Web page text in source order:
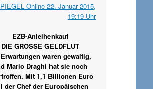
Online 22. Januar 2015,
19:19 Uhr
EZB-Anleihenkauf
DIE GROSSE GELDFLUT
waren gewaltig,
Mario Draghi hat sie noch
Mit 1,1 Billionen Euro
der Chef der Europäischen